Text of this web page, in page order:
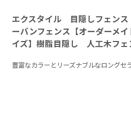
エクスタイル 目隠しフェン
ーバンフェンス【オーダーメイ
イズ】樹脂目隠し 人工木フェ
豊富なカラーとリーズナブルなロングセ